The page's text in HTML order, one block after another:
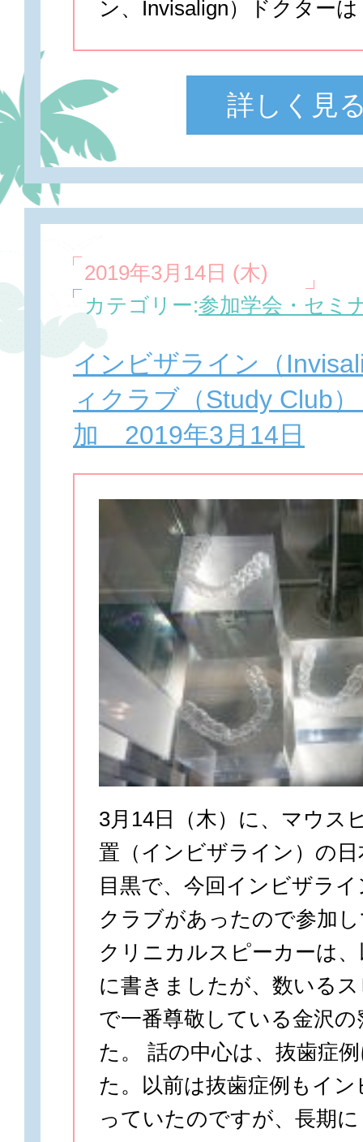
ン、Invisalign）ドクター
詳しく見
2019年3月14日 (木)
カテゴリー:参加学会・セミ
インビザライン（
ィクラブ（Study Club
加 2019年3月14日
3月14日（木）に、マウス
置（インビザライン）の
目黒で、今回インビザラ
クラブがあったので参加
クリニカルスピーカーは
に書きましたが、数いる
で一番尊敬している金沢
た。 話の中心は、抜歯症
た。以前は抜歯症例もイ
っていたのですが、長期